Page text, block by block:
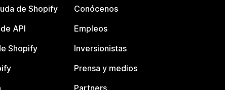
de Shopify
API
Shopify
Conócenos
Empleos
Inversionistas
Prensa y medios